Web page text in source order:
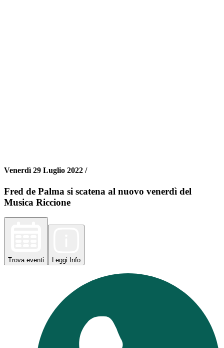
Venerdì 29 Luglio 2022 /
Fred de Palma si scatena al nuovo venerdì del
Musica Riccione
Trova eventi Leggi Info